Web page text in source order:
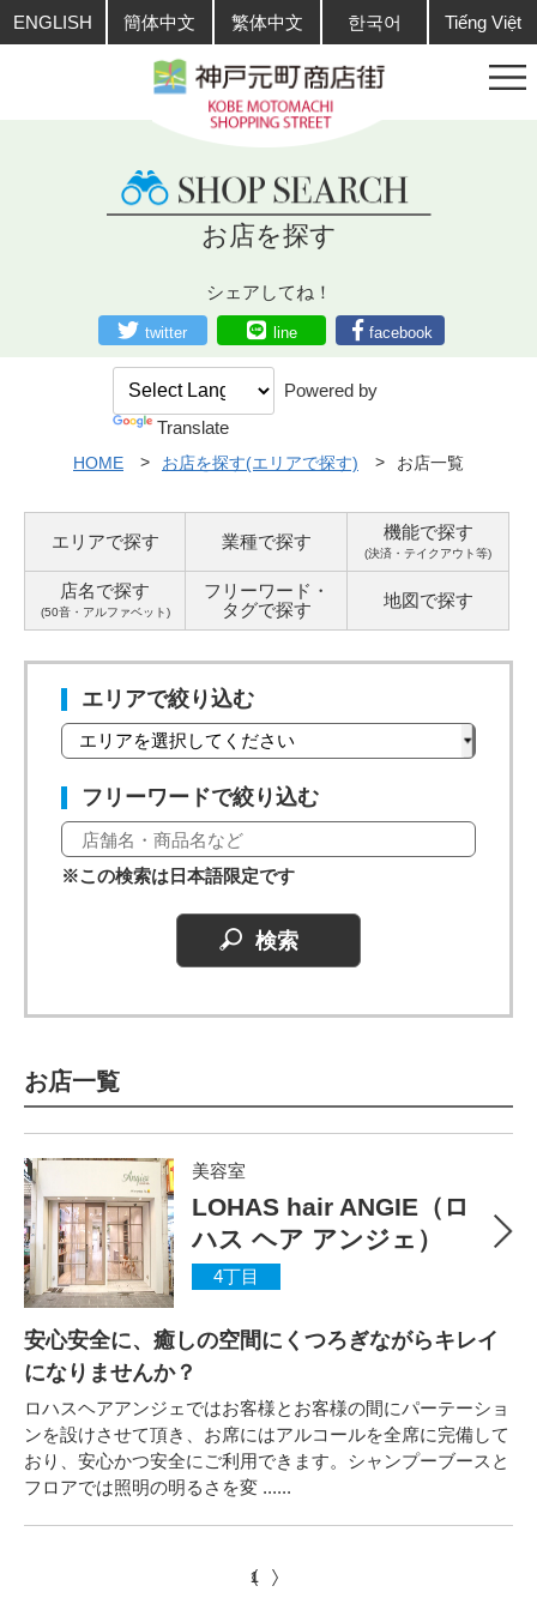
ENGLISH 簡体中文 繁体中文 한국어 Tiếng Việt
お店を探す
シェアしてね！
twitter line facebook
Powered by
Translate
HOME お店を探す(エリアで探す) お店一覧
エリアで探す 業種で探す 機能で探す
(決済・テイクアウト等)
店名で探す
(50音・アルファベット)
フリーワード・
タグで探す 地図で探す
エリアで絞り込む
フリーワードで絞り込む
※この検索は日本語限定です
お店一覧
美容室
LOHAS hair ANGIE（ロ
ハス ヘア アンジェ）
4丁目
安心安全に、癒しの空間にくつろぎながらキレイ
になりませんか？
ロハスヘアアンジェではお客様とお客様の間にパーテーショ
ンを設けさせて頂き、お席にはアルコールを全席に完備して
おり、安心かつ安全にご利用できます。シャンプーブースと
フロアでは照明の明るさを変 ......
1